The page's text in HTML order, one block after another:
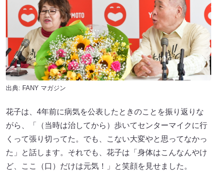
出典: FANY マガジン
花子は、4年前に病気を公表したときのことを振り返りな
がら、「（当時は治してから）歩いてセンターマイクに行
くって張り切ってた。でも、こない大変やと思ってなかっ
た」と話します。それでも、花子は「身体はこんなんやけ
ど、ここ（口）だけは元気！」と笑顔を見せました。